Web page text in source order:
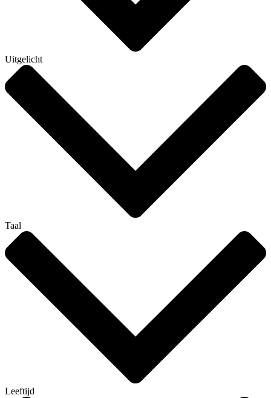
Uitgelicht
Taal
Leeftijd